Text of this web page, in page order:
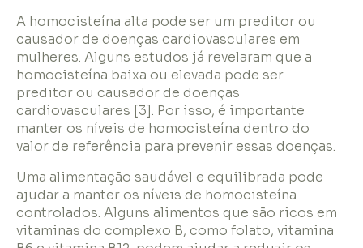
A homocisteína alta pode ser um preditor ou
causador de doenças cardiovasculares em
mulheres. Alguns estudos já revelaram que a
homocisteína baixa ou elevada pode ser
preditor ou causador de doenças
cardiovasculares [3]. Por isso, é importante
manter os níveis de homocisteína dentro do
valor de referência para prevenir essas doenças.
Uma alimentação saudável e equilibrada pode
ajudar a manter os níveis de homocisteína
controlados. Alguns alimentos que são ricos em
vitaminas do complexo B, como folato, vitamina